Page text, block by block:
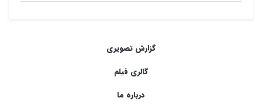
گزارش تصویری
گالری فیلم
درباره ما